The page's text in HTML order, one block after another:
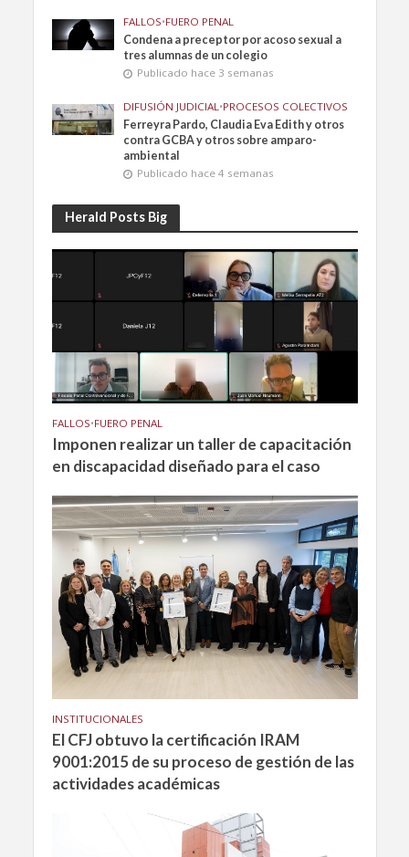
FALLOS•FUERO PENAL
Condena a preceptor por acoso sexual a
tres alumnas de un colegio
Publicado hace 3 semanas
DIFUSIÓN JUDICIAL •PROCESOS COLECTIVOS
Ferreyra Pardo, Claudia Eva Edith y otros
contra GCBA y otros sobre amparo-
ambiental
Publicado hace 4 semanas
Herald Posts Big
FALLOS•FUERO PENAL
Imponen realizar un taller de capacitación
en discapacidad diseñado para el caso
INSTITUCIONALES
El CFJ obtuvo la certificación IRAM
9001:2015 de su proceso de gestión de las
actividades académicas